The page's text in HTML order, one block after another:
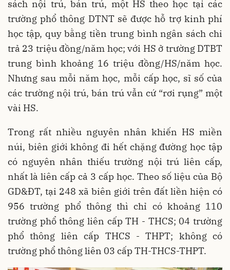
sách nội trú, bán trú, một HS theo học tại các
trường phổ thông DTNT sẽ được hỗ trợ kinh phí
học tập, quy bằng tiền trung bình ngân sách chi
trả 23 triệu đồng/năm học; với HS ở trường DTBT
trung bình khoảng 16 triệu đồng/HS/năm học.
Nhưng sau mỗi năm học, mỗi cấp học, sĩ số của
các trường nội trú, bán trú vẫn cứ “rơi rụng” một
vài HS.
Trong rất nhiều nguyên nhân khiến HS miền
núi, biên giới không đi hết chặng đường học tập
có nguyên nhân thiếu trường nội trú liên cấp,
nhất là liên cấp cả 3 cấp học. Theo số liệu của Bộ
GD&ĐT, tại 248 xã biên giới trên đất liền hiện có
956 trường phổ thông thì chỉ có khoảng 110
trường phổ thông liên cấp TH - THCS; 04 trường
phổ thông liên cấp THCS - THPT; không có
trường phổ thông liên 03 cấp TH-THCS-THPT.